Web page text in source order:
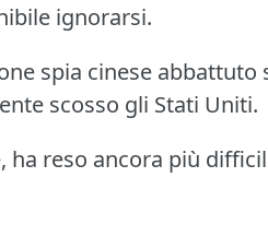
ignorarsi.
spia cinese abbattuto
scosso gli Stati Uniti.
ha reso ancora più